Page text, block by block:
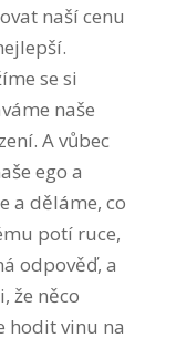
naší cenu
se si
naše
A vůbec
ego a
a děláme, co
potí ruce,
odpověď, a
že něco
hodit vinu na